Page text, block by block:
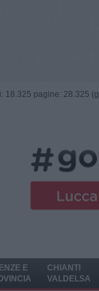
18.325 pagine: 28.325
E
CHIANTI
VALDELSA